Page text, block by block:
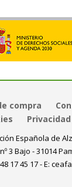
compra
Española de
3 Bajo - 31014
17 45 17- E: